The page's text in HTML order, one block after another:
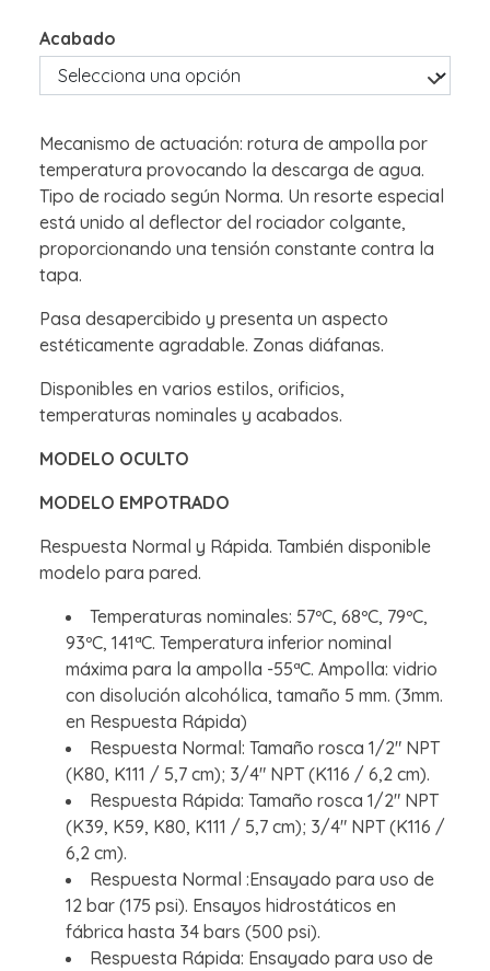
Acabado
Mecanismo de actuación: rotura de ampolla por
temperatura provocando la descarga de agua.
Tipo de rociado según Norma. Un resorte especial
está unido al deflector del rociador colgante,
proporcionando una tensión constante contra la
tapa.
Pasa desapercibido y presenta un aspecto
estéticamente agradable. Zonas diáfanas.
Disponibles en varios estilos, orificios,
temperaturas nominales y acabados.
MODELO OCULTO
MODELO EMPOTRADO
Respuesta Normal y Rápida. También disponible
modelo para pared.
Temperaturas nominales: 57ºC, 68ºC, 79ºC,
93ºC, 141ªC. Temperatura inferior nominal
máxima para la ampolla -55ªC. Ampolla: vidrio
con disolución alcohólica, tamaño 5 mm. (3mm.
en Respuesta Rápida)
Respuesta Normal: Tamaño rosca 1/2" NPT
(K80, K111 / 5,7 cm); 3/4" NPT (K116 / 6,2 cm).
Respuesta Rápida: Tamaño rosca 1/2" NPT
(K39, K59, K80, K111 / 5,7 cm); 3/4" NPT (K116 /
6,2 cm).
Respuesta Normal :Ensayado para uso de
12 bar (175 psi). Ensayos hidrostáticos en
fábrica hasta 34 bars (500 psi).
Respuesta Rápida: Ensayado para uso de